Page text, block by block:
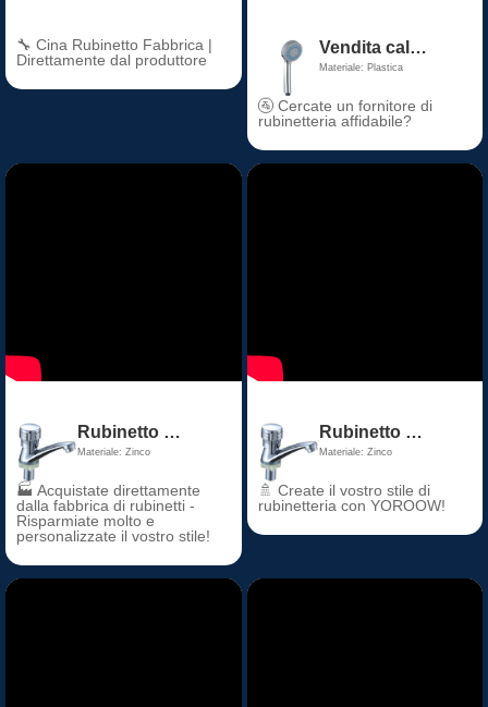
🔧 Cina Rubinetto Fabbrica |
Direttamente dal produttore
Vendita calda Antico rubinetto del bacino del bagno in plastica toilette doccia a mano 5 funzioni cascata ABS plastica doccia bagno rubinetti
Materiale: Plastica
🚰 Cercate un fornitore di
rubinetteria affidabile?
Rubinetto moderno per lavabo singolo freddo Maniglia singola Rubinetto per lavabo in plastica di zinco Nucleo valvola in ceramica misurato per uso scolastico Foro singolo
Materiale: Zinco
🏭 Acquistate direttamente
dalla fabbrica di rubinetti -
Risparmiate molto e
personalizzate il vostro stile!
Rubinetto moderno per lavabo singolo freddo Maniglia singola Rubinetto per lavabo in plastica di zinco Nucleo valvola in ceramica misurato per uso scolastico Foro singolo
Materiale: Zinco
🚿 Create il vostro stile di
rubinetteria con YOROOW!